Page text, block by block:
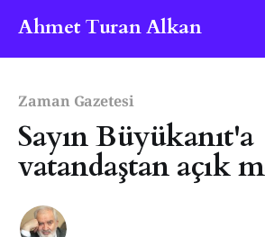
Ahmet Turan Alkan
Zaman Gazetesi
Sayın Büyükanıt'a
vatandaştan açık